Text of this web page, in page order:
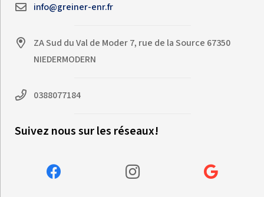
info@greiner-enr.fr
ZA Sud du Val de Moder 7, rue de la Source 67350
NIEDERMODERN
0388077184
Suivez nous sur les réseaux!